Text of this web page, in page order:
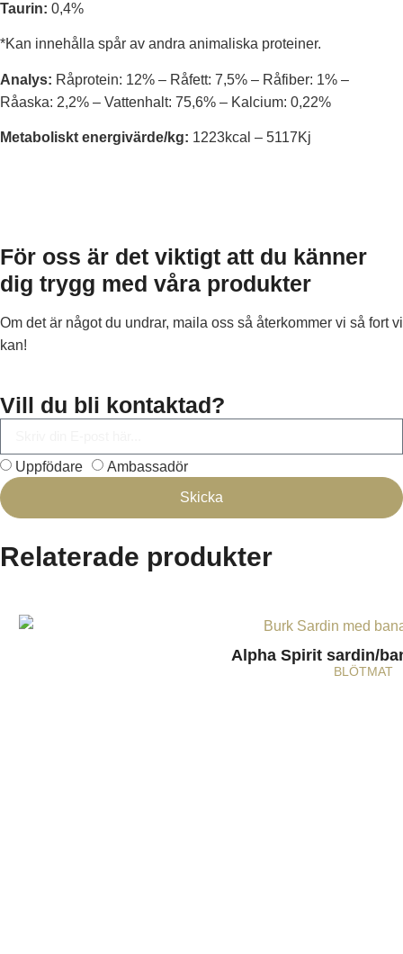
Taurin: 0,4%
*Kan innehålla spår av andra animaliska proteiner.
Analys: Råprotein: 12% – Råfett: 7,5% – Råfiber: 1% –
Råaska: 2,2% – Vattenhalt: 75,6% – Kalcium: 0,22%
Metaboliskt energivärde/kg: 1223kcal – 5117Kj
För oss är det viktigt att du känner
dig trygg med våra produkter
Om det är något du undrar, maila oss så återkommer vi så fort vi
kan!
Vill du bli kontaktad?
Uppfödare Ambassadör
Skicka
Relaterade produkter
Alpha Spirit sardin/
BLÖTMAT